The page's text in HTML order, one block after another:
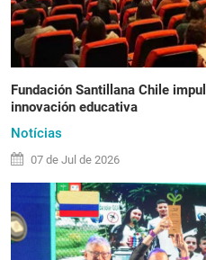
Fundación Santillana Chile
innovación educativa
Notícias
07 de Jul de 2026